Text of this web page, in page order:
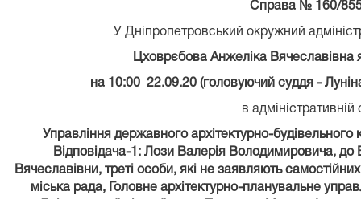
Справа № 160/
У Дніпропетровський окружний
Цховрєбова Анжеліка Вячеславівна
на 10:00 22.09.20 (головуючий суддя -
в адміністративній
Управління державного архітектурно-
Відповідача-1: Лози Валерія Володимировича, до
Вячеславівни, треті особи, які не заявляють
міська рада, Головне архітектурно-планувальне